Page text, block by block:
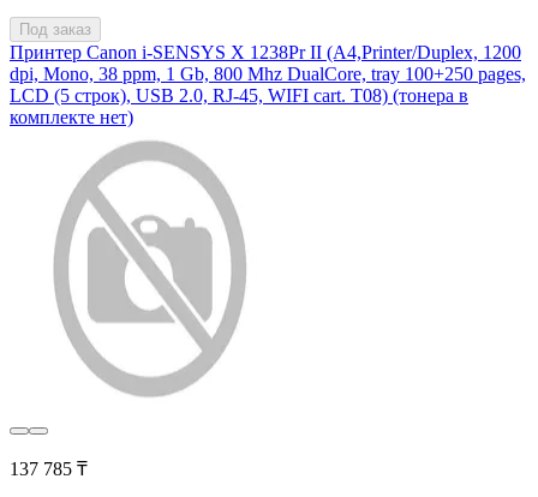
Под заказ
Принтер Canon i-SENSYS X 1238Pr II (A4,Printer/Duplex, 1200
dpi, Mono, 38 ppm, 1 Gb, 800 Mhz DualCore, tray 100+250 pages,
LCD (5 строк), USB 2.0, RJ-45, WIFI cart. T08) (тонера в
комплекте нет)
137 785 ₸